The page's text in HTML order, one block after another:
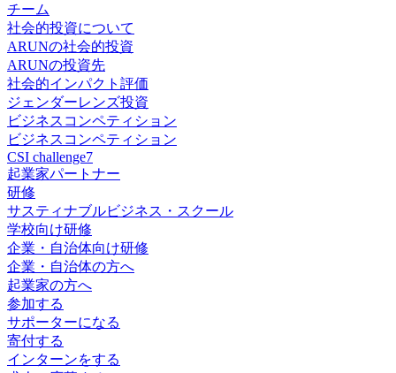
チーム
社会的投資について
ARUNの社会的投資
ARUNの投資先
社会的インパクト評価
ジェンダーレンズ投資
ビジネスコンペティション
ビジネスコンペティション
CSI challenge7
起業家パートナー
研修
サスティナブルビジネス・スクール
学校向け研修
企業・自治体向け研修
企業・自治体の方へ
起業家の方へ
参加する
サポーターになる
寄付する
インターンをする